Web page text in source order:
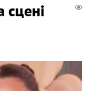
сцені